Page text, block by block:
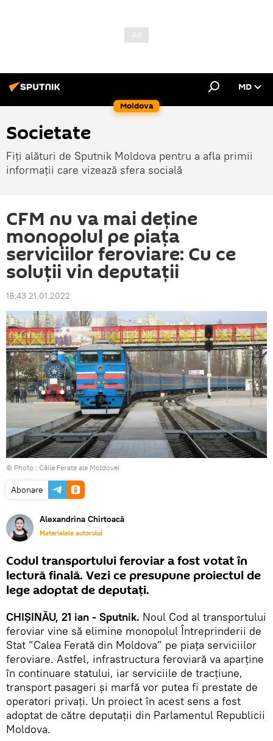
Moldova
MD
Societate
Fiți alături de Sputnik Moldova pentru a afla primii
informații care vizează sfera socială
CFM nu va mai deține
monopolul pe piața
serviciilor feroviare: Cu ce
soluții vin deputații
18:43 21.01.2022
© Photo : Căile Ferate ale Moldovei
Abonare
Alexandrina Chirtoacă
Materialele autorului
Codul transportului feroviar a fost votat în
lectură finală. Vezi ce presupune proiectul de
lege adoptat de deputați.
CHIȘINĂU, 21 ian - Sputnik. Noul Cod al transportului
feroviar vine să elimine monopolul Întreprinderii de
Stat ”Calea Ferată din Moldova” pe piața serviciilor
feroviare. Astfel, infrastructura feroviară va aparține
în continuare statului, iar serviciile de tracțiune,
transport pasageri și marfă vor putea fi prestate de
operatori privați. Un proiect în acest sens a fost
adoptat de către deputații din Parlamentul Republicii
Moldova.